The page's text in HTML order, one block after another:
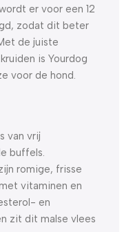
er voor een 12
zodat dit beter
de juiste
is Yourdog
voor de hond.
van vrij
buffels.
romige, frisse
vitaminen en
en
zit dit malse vlees